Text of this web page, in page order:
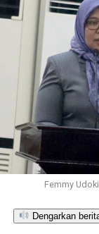
Femmy
Dengarkan